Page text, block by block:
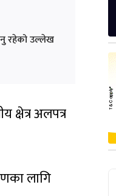
रहेको उल्लेख
क्षेत्र अलपत्र
लागि